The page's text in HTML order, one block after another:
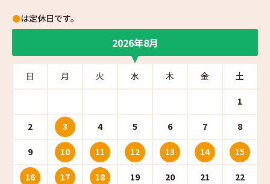
●は定休日です。
2026年8月
日 月 火 水 木 金 土
1
2 3 4 5 6 7 8
9 10 11 12 13 14 15
16 17 18 19 20 21 22